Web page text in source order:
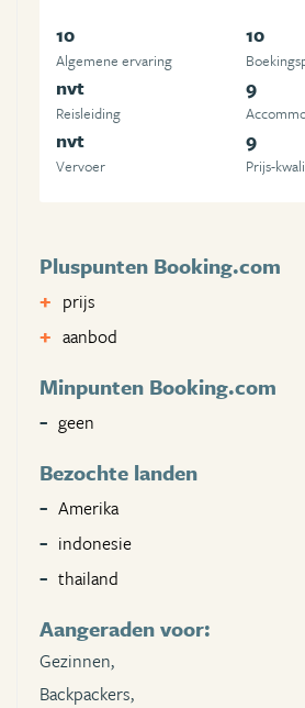
10
Algemene ervaring
10
nvt
Reisleiding
9
nvt
Vervoer
9
Prijs-
Pluspunten Booking.com
prijs
aanbod
Minpunten Booking.com
geen
Bezochte landen
Amerika
indonesie
thailand
Aangeraden voor:
Gezinnen,
Backpackers,